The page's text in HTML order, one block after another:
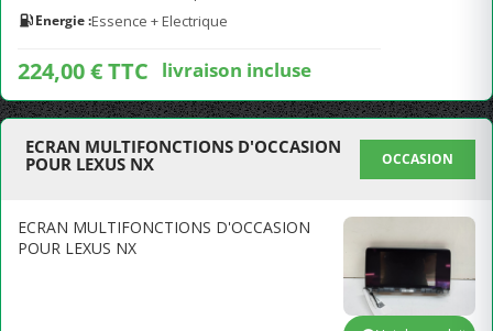
Energie :Essence + Electrique
224,00 € TTC livraison incluse
ECRAN MULTIFONCTIONS D'OCCASION
POUR LEXUS NX
OCCASION
ECRAN MULTIFONCTIONS D'OCCASION
POUR LEXUS NX